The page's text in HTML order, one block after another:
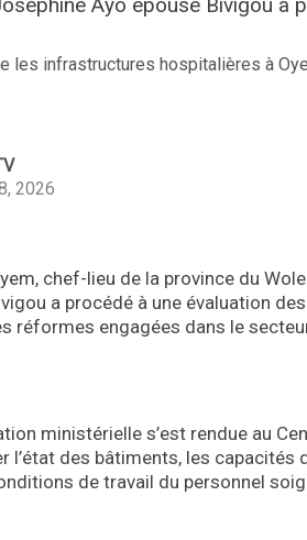
2026
chef-lieu de la province du
a procédé à une évaluation
réformes engagées dans le
ministérielle s’est rendue au
l’état des bâtiments, les capacités
de travail du personnel